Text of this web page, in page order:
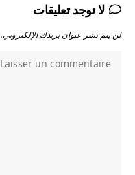
لا توجد تعليقات
لن يتم نشر عنوان بريدك الإلكتروني.